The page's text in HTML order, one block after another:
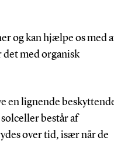
og kan hjælpe os med
det med organisk
en lignende
består af
over tid, især når de